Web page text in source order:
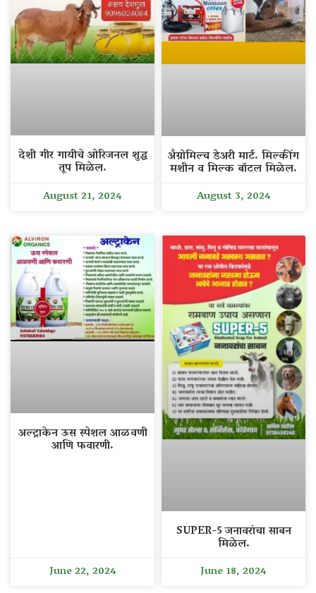
देशी गीर गायीचे ओरिजनल शुद्ध
तूप मिळेल.
August 21, 2024
अँग्रोमिल्च डेअरी मार्ट. मिल्कींग
मशीन व मिल्क बॉटल मिळेल.
August 3, 2024
अल्ट्राकेन ऊस स्पेशल आळवणी
आणि फवारणी.
June 22, 2024
SUPER-5 जनावरांचा साबन
मिळेल.
June 18, 2024